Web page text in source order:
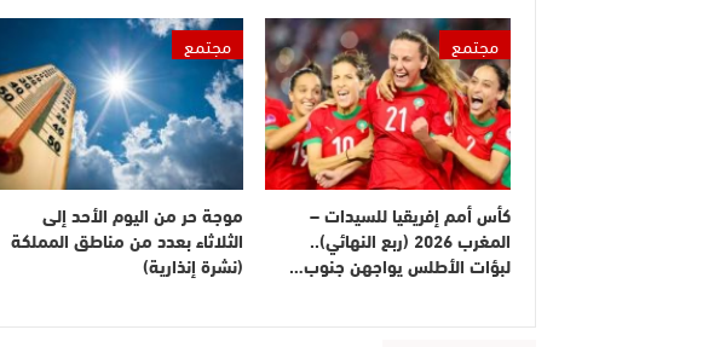
مجتمع
كأس أمم إفريقيا للسيدات –
المغرب 2026 (ربع النهائي)..
لبؤات الأطلس يواجهن جنوب…
مجتمع
موجة حر من اليوم الأحد إلى
الثلاثاء بعدد من مناطق المملكة
(نشرة إنذارية)